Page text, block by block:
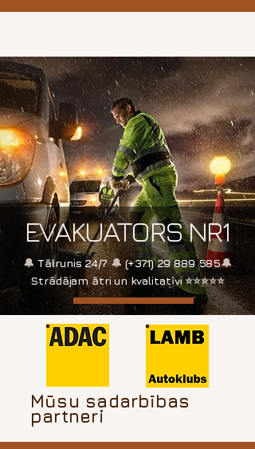
EVAKUATORS NR1
🔔 Tālrunis 24/7🔔(+371)29 889 585🔔
Strādājam ātri un kvalitatīvi⭐⭐⭐⭐⭐
Mūsu sadarbības
partneri